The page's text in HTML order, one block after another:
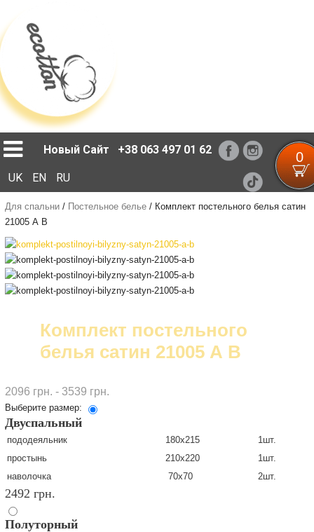
Новый Сайт +38 063 497 01 62 0
UK EN RU
Для спальни/ Постельное белье/ Комплект постельного белья сатин
21005 А В
Комплект постельного
белья сатин 21005 А В
2096 грн. - 3539 грн.
Выберите размер:
Двуспальный
пододеяльник 180х215
1шт.
простынь
210х220
1шт.
наволочка
70х70 2шт.
2492 грн.
Полуторный